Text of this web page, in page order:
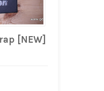
[NEW]